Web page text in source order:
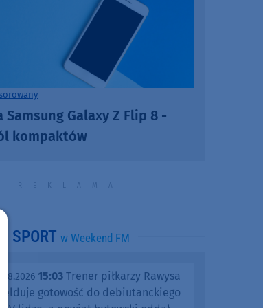
Samsung Galaxy Z Flip 8 -
kompaktów
SPORT w Weekend FM
15:03 Trener piłkarzy Rawysa
gotowość do debiutanckiego